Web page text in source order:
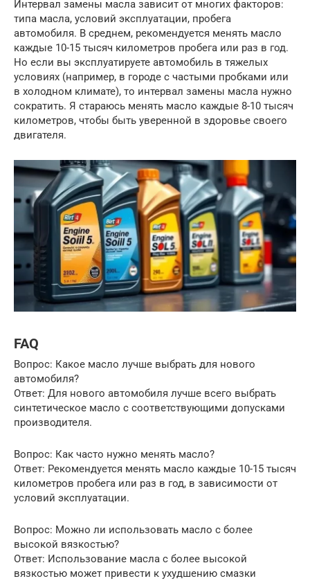
Интервал замены масла зависит от многих факторов:
типа масла, условий эксплуатации, пробега
автомобиля. В среднем, рекомендуется менять масло
каждые 10-15 тысяч километров пробега или раз в год.
Но если вы эксплуатируете автомобиль в тяжелых
условиях (например, в городе с частыми пробками или
в холодном климате), то интервал замены масла нужно
сократить. Я стараюсь менять масло каждые 8-10 тысяч
километров, чтобы быть уверенной в здоровье своего
двигателя.
FAQ
Вопрос: Какое масло лучше выбрать для нового
автомобиля?
Ответ: Для нового автомобиля лучше всего выбрать
синтетическое масло с соответствующими допусками
производителя.
Вопрос: Как часто нужно менять масло?
Ответ: Рекомендуется менять масло каждые 10-15 тысяч
километров пробега или раз в год, в зависимости от
условий эксплуатации.
Вопрос: Можно ли использовать масло с более
высокой вязкостью?
Ответ: Использование масла с более высокой
вязкостью может привести к ухудшению смазки